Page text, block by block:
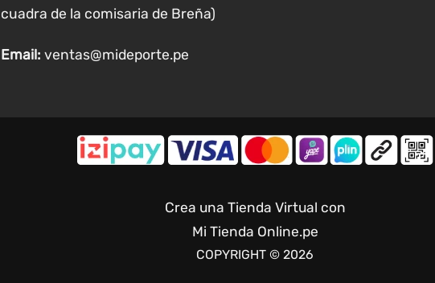
cuadra de la comisaria de Breña)
Email: ventas@mideporte.pe
Crea una Tienda Virtual con
Mi Tienda Online.pe
COPYRIGHT © 2026